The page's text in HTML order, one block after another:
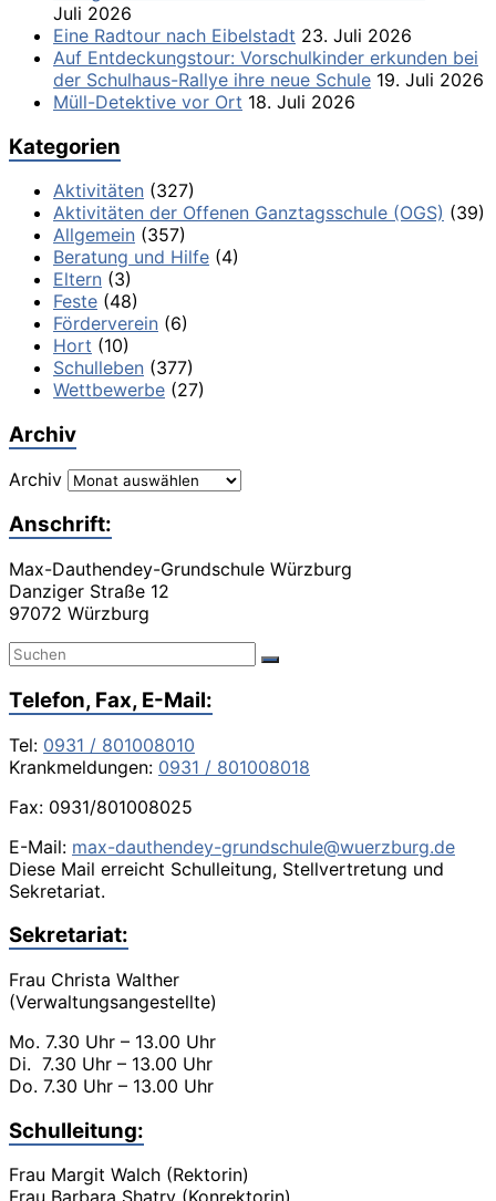
Juli 2026
Eine Radtour nach Eibelstadt 23. Juli 2026
Auf Entdeckungstour: Vorschulkinder erkunden bei
der Schulhaus-Rallye ihre neue Schule 19. Juli 2026
Müll-Detektive vor Ort 18. Juli 2026
Kategorien
Aktivitäten (327)
Aktivitäten der Offenen Ganztagsschule (OGS) (39)
Allgemein (357)
Beratung und Hilfe (4)
Eltern (3)
Feste (48)
Förderverein (6)
Hort (10)
Schulleben (377)
Wettbewerbe (27)
Archiv
Archiv
Anschrift:
Max-Dauthendey-Grundschule Würzburg
Danziger Straße 12
97072 Würzburg
Telefon, Fax, E-Mail:
Tel: 0931 / 801008010
Krankmeldungen: 0931 / 801008018
Fax: 0931/801008025
E-Mail: max-dauthendey-grundschule@wuerzburg.de
Diese Mail erreicht Schulleitung, Stellvertretung und
Sekretariat.
Sekretariat:
Frau Christa Walther
(Verwaltungsangestellte)
Mo. 7.30 Uhr – 13.00 Uhr
Di. 7.30 Uhr – 13.00 Uhr
Do. 7.30 Uhr – 13.00 Uhr
Schulleitung:
Frau Margit Walch (Rektorin)